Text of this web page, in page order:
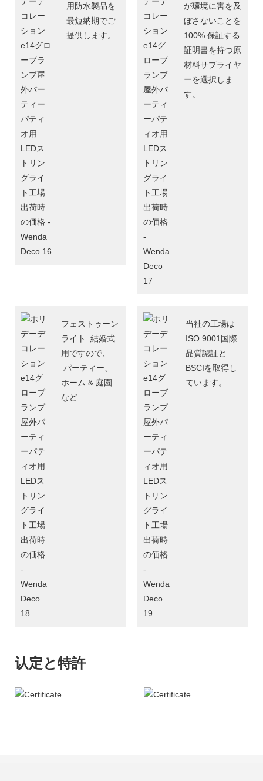
用防水製品を
最短納期でご
提供します。
が環境に害を及
ぼさないことを
100% 保証する
証明書を持つ原
材料サプライヤ
ーを選択しま
す。
フェストゥーン
ライト 結婚式
用ですので、
パーティー、
ホーム & 庭園
など
当社の工場は
ISO 9001国際
品質認証と
BSCIを取得し
ています。
认定と特許